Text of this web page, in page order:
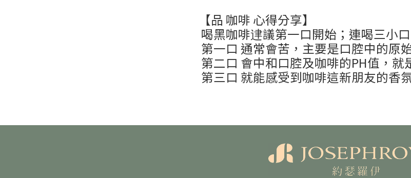
​【品 咖啡 心得分享】
喝黑咖啡䢖議第一口開始；連喝三小
第一口 通常會苦，主要是口腔中的原
第二口 會中和口腔及咖啡的PH值，就
第三口 就能感受到咖啡這新朋友的香